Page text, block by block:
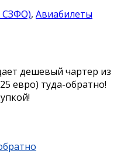
СЗФО), Авиабилеты
дешевый чартер из
евро) туда-обратно!